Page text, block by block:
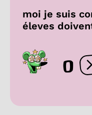
moi je suis
éleves
0